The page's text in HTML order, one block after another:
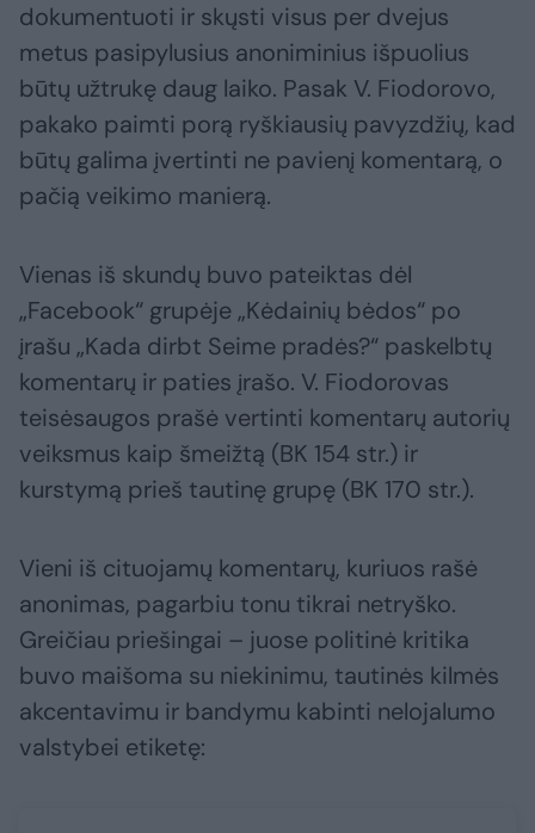
dokumentuoti ir skųsti visus per dvejus
metus pasipylusius anoniminius išpuolius
būtų užtrukę daug laiko. Pasak V. Fiodorovo,
pakako paimti porą ryškiausių pavyzdžių, kad
būtų galima įvertinti ne pavienį komentarą, o
pačią veikimo manierą.
Vienas iš skundų buvo pateiktas dėl
„Facebook“ grupėje „Kėdainių bėdos“ po
įrašu „Kada dirbt Seime pradės?“ paskelbtų
komentarų ir paties įrašo. V. Fiodorovas
teisėsaugos prašė vertinti komentarų autorių
veiksmus kaip šmeižtą (BK 154 str.) ir
kurstymą prieš tautinę grupę (BK 170 str.).
Vieni iš cituojamų komentarų, kuriuos rašė
anonimas, pagarbiu tonu tikrai netryško.
Greičiau priešingai – juose politinė kritika
buvo maišoma su niekinimu, tautinės kilmės
akcentavimu ir bandymu kabinti nelojalumo
valstybei etiketę: